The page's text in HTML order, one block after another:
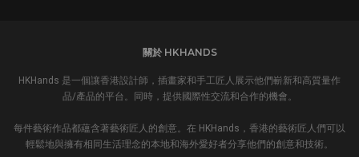
關於 HKHANDS
HKHands 是一個讓香港設計師，插畫家和手工匠人展示他們嶄新和高質量作
品/產品的平台。同時，提供國際性交流和合作的機會。
每件藝術作品都蘊含著藝術匠人的創意。在 HKHands，香港的藝術匠人們可以
輕鬆地與擁有相同生活理念的本地和海外愛好者分享他們的創意和技術。